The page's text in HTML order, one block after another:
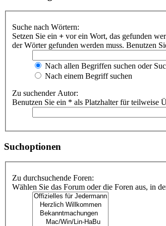
Suche nach Wörtern:
Setzen Sie ein + vor ein Wort, das gefunden
der Wörter gefunden werden muss. Benutzen
Nach allen Begriffen suchen oder
Nach einem Begriff suchen
Zu suchender Autor:
Benutzen Sie ein * als Platzhalter für teilweise
Suchoptionen
Zu durchsuchende Foren:
Wählen Sie das Forum oder die Foren aus, in